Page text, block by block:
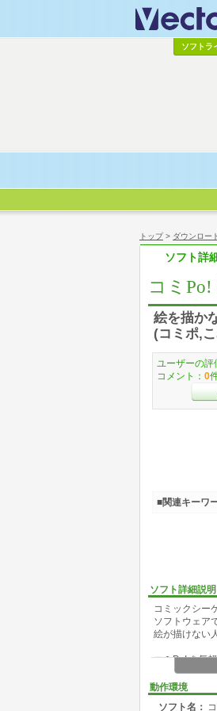
トップ> ダウンロー
ソフト詳
コミ
絵を描か
(コミポ,
ソフト詳細説明
コミックシー
ソフトウェア
絵が描けない
コミPo! を気
ワープロの登
カラオケの登
動作環境
ソフト名：
ユーザーの評
コメント： 0
■関連キーワ
ソフトラ